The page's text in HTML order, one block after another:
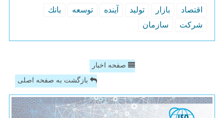
اقتصاد بازار تولید آینده توسعه
بانك
شركت
سازمان
صفحه اخبار
بازگشت به صفحه اصلی